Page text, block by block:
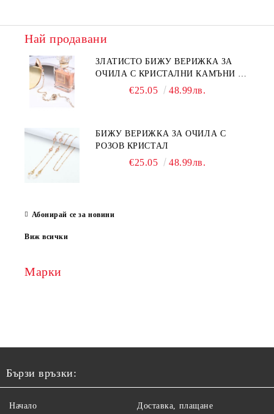
Най продавани
ЗЛАТИСТО БИЖУ ВЕРИЖКА ЗА
ОЧИЛА С КРИСТАЛНИ КАМЪНИ И
€25.05 48.99лв.
БИЖУ ВЕРИЖКА ЗА ОЧИЛА С
РОЗОВ КРИСТАЛ
€25.05 48.99лв.
Абонирай се за новини
Виж всички
Марки
Бързи връзки:
Начало Доставка, плащане